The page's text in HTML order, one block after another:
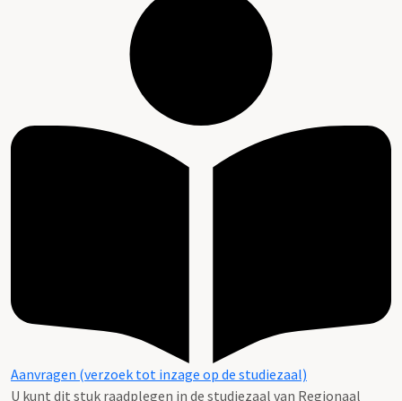
Aanvragen (verzoek tot inzage op de studiezaal)
U kunt dit stuk raadplegen in de studiezaal van Regionaal